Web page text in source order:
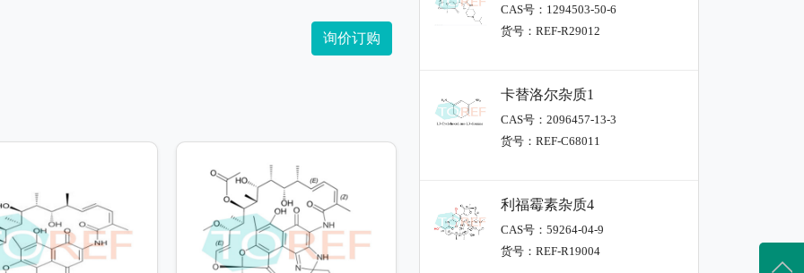
询价订购
CAS号：1294503-50-6
货号：REF-R29012
卡替洛尔杂质1
CAS号：2096457-13-3
货号：REF-C68011
利福霉素杂质4
CAS号：59264-04-9
货号：REF-R19004